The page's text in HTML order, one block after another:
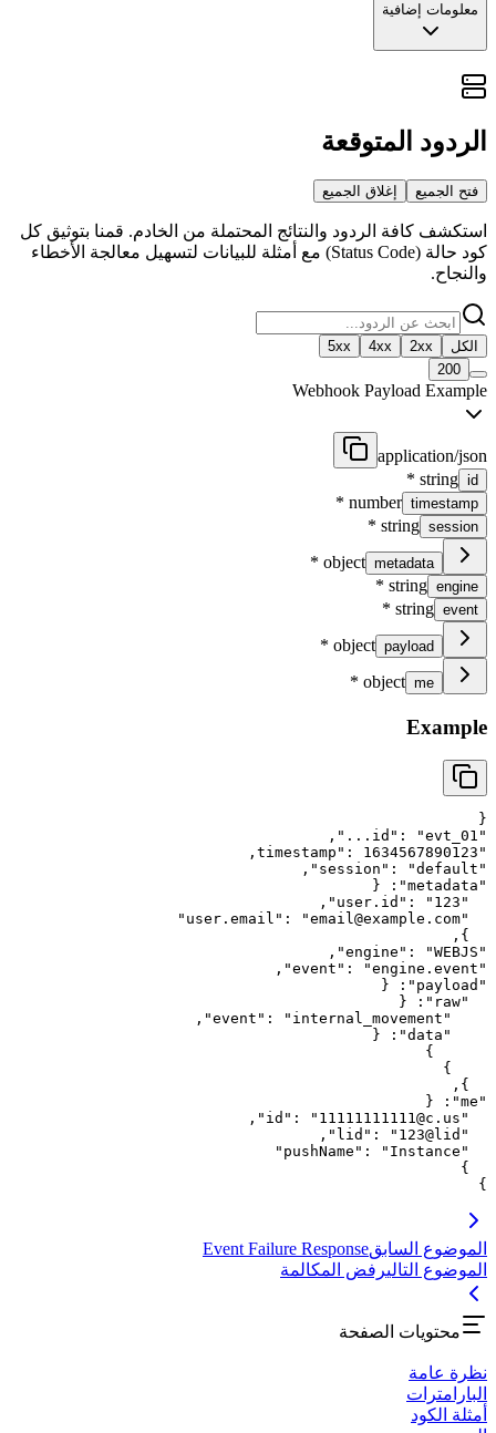
معلومات إضافية
الوصول المباشر للمحرك
يكشف هذا الحدث الحركات الداخلية للمحرك الأساسي (مثل
هو مخصص للمطورين الذين يحتاجون للوصول إلى تفاصيل العمليات
الداخلية التي لا تغطيها الأحداث رفيعة المستوى، مثل تصحيح أخطاء
الاتصال منخفضة المستوى.
الردود المتوقعة
فتح الجميع إغلاق الجميع
استكشف كافة الردود والنتائج المحتملة من الخادم. قمنا بتوثيق كل
كود حالة (Status Code) مع أمثلة للبيانات لتسهيل معالجة الأخطاء
والنجاح.
الكل 2xx
4xx
5xx
200
Webhook Payload Example
application/json
id
string
*
timestamp
number
*
session
string
*
metadata
object
*
engine
string
*
event
string
*
payload
object
*
me
object
*
Example
{
"
id " : "evt_01...
"
,
"
timestamp " : 1634567890123
,
"
session " : "default
"
,
"
metadata
"
:
{
"
user.id " : " 123
"
,
"
user.email " : "email@example.com
"
}
,
"
engine " : "WEBJS
"
,
"
event " : "engine.event
"
,
"
payload
"
:
{
"
raw
"
:
{
"
event " : " internal_movement
"
,
"
data
"
:
{
}
}
}
,
"
me
"
:
{
"
id " : " 11111111111@c.us
"
,
"
lid " : " 123@lid
"
,
"
pushName " : " Instance
"
}
}
الموضوع السابقEvent Failure Response
الموضوع التاليرفض المكالمة
محتويات الصفحة
نظرة عامة
البارامترات
أمثلة الكود